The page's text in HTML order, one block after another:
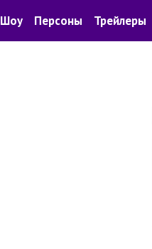
Шоу Персоны Трейлеры